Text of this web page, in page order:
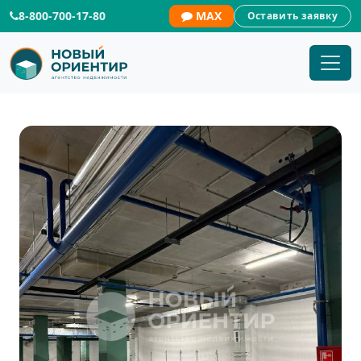
8-800-700-17-80 MAX Оставить заявку